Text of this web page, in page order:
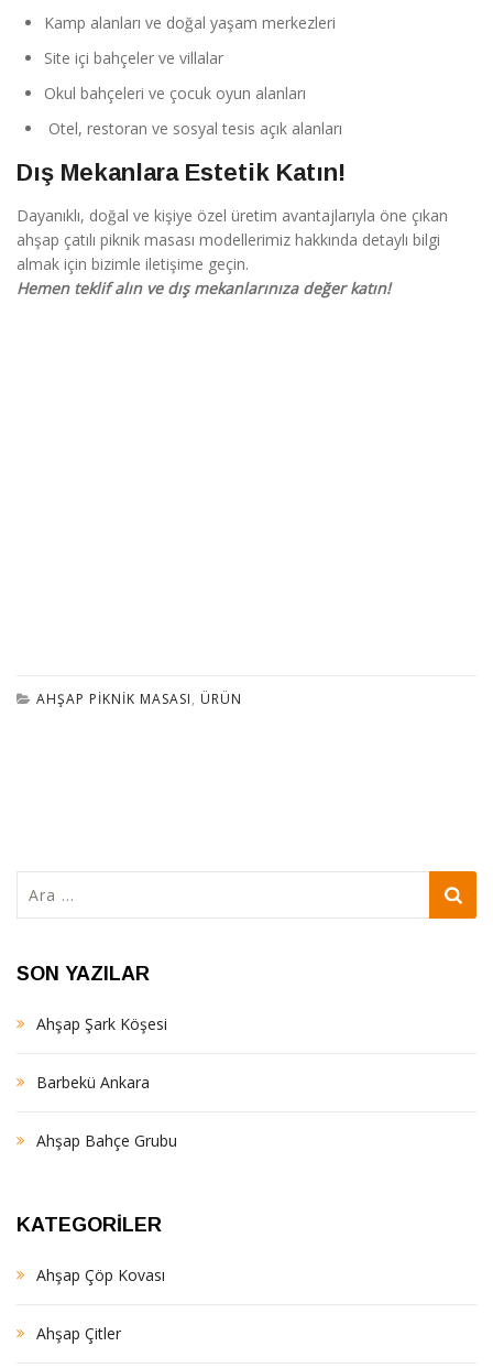
Kamp alanları ve doğal yaşam merkezleri
Site içi bahçeler ve villalar
Okul bahçeleri ve çocuk oyun alanları
Otel, restoran ve sosyal tesis açık alanları
Dış Mekanlara Estetik Katın!
Dayanıklı, doğal ve kişiye özel üretim avantajlarıyla öne çıkan
ahşap çatılı piknik masası modellerimiz hakkında detaylı bilgi
almak için bizimle iletişime geçin.
Hemen teklif alın ve dış mekanlarınıza değer katın!
AHŞAP PIKNIK MASASI, ÜRÜN
SON YAZILAR
Ahşap Şark Köşesi
Barbekü Ankara
Ahşap Bahçe Grubu
KATEGORILER
Ahşap Çöp Kovası
Ahşap Çitler